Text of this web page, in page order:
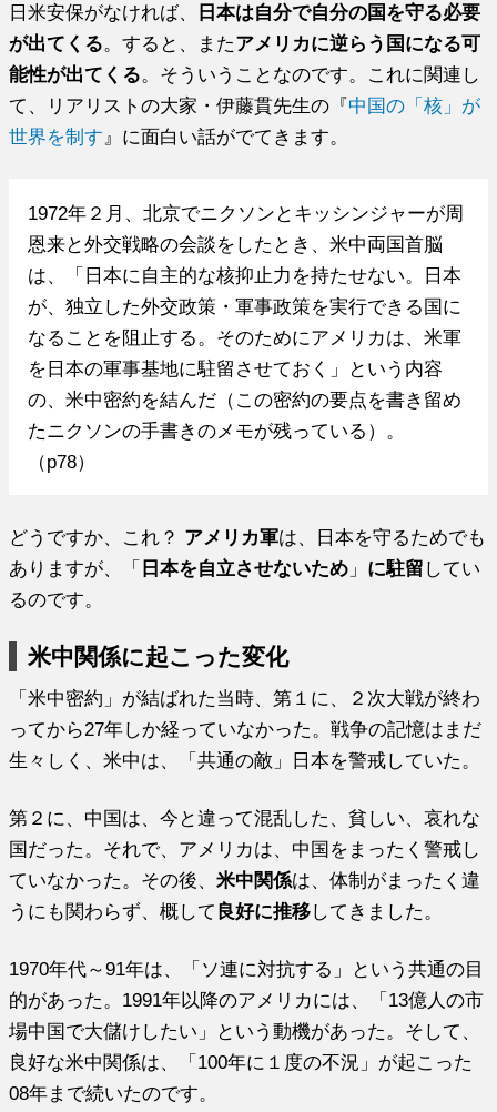
日米安保がなければ、
日本は自分で自分の国を守る必要
が出てくる。すると、またアメリカに逆らう国になる可
能性が出てくる。そういうことなのです。これに関連し
て、リアリストの大家・伊藤貫先生の『中国の「核」が
世界を制す 』に面白い話がでてきます。
1972年２月、北京でニクソンとキッシンジャーが周
恩来と外交戦略の会談をしたとき、米中両国首脳
は、「日本に自主的な核抑止力を持たせない。日本
が、独立した外交政策・軍事政策を実行できる国に
なることを阻止する。そのためにアメリカは、米軍
を日本の軍事基地に駐留させておく」という内容
の、米中密約を結んだ（この密約の要点を書き留め
たニクソンの手書きのメモが残っている）。
（p78）
どうですか、これ？ アメリカ軍は、日本を守るためでも
ありますが、「 日本を自立させないため 」 に駐留 してい
るのです。
米中関係に起こった変化
「米中密約」が結ばれた当時、第１に、２次大戦が終わ
ってから27年しか経っていなかった。戦争の記憶はまだ
生々しく、米中は、「共通の敵」日本を警戒していた。
第２に、中国は、今と違って混乱した、貧しい、哀れな
国だった。それで、アメリカは、中国をまったく警戒し
ていなかった。その後、米中関係は、体制がまったく違
うにも関わらず、概して 良好に推移してきました。
1970年代～91年は、「ソ連に対抗する」という共通の目
的があった。1991年以降のアメリカには、「13億人の市
場中国で大儲けしたい」という動機があった。そして、
良好な米中関係は、「100年に１度の不況」が起こった
08年まで続いたのです。